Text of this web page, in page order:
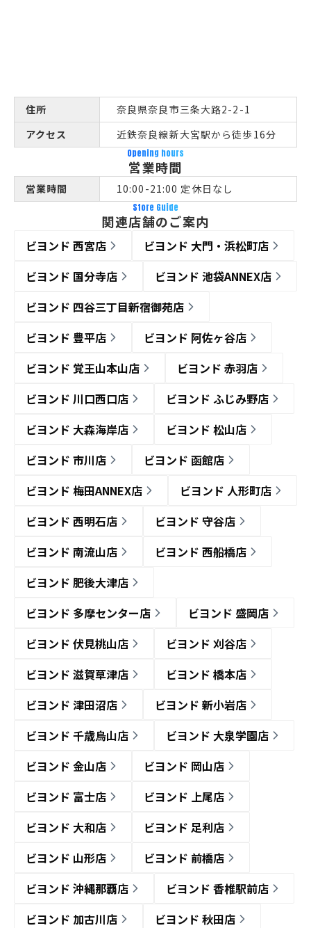
住所
奈良県奈良市三条大路2-2-1
アクセス
近鉄奈良線新大宮駅から徒歩16分
Opening hours
営業時間
営業時間 10:00-21:00 定休日なし
Store Guide
関連店舗のご案内
ビヨンド 西宮店
ビヨンド 大門・浜松町店
ビヨンド 国分寺店
ビヨンド 池袋ANNEX店
ビヨンド 四谷三丁目新宿御苑店
ビヨンド 豊平店
ビヨンド 阿佐ヶ谷店
ビヨンド 覚王山本山店
ビヨンド 赤羽店
ビヨンド 川口西口店
ビヨンド ふじみ野店
ビヨンド 大森海岸店
ビヨンド 松山店
ビヨンド 市川店
ビヨンド 函館店
ビヨンド 梅田ANNEX店
ビヨンド 人形町店
ビヨンド 西明石店
ビヨンド 守谷店
ビヨンド 南流山店
ビヨンド 西船橋店
ビヨンド 肥後大津店
ビヨンド 多摩センター店
ビヨンド 盛岡店
ビヨンド 伏見桃山店
ビヨンド 刈谷店
ビヨンド 滋賀草津店
ビヨンド 橋本店
ビヨンド 津田沼店
ビヨンド 新小岩店
ビヨンド 千歳烏山店
ビヨンド 大泉学園店
ビヨンド 金山店
ビヨンド 岡山店
ビヨンド 富士店
ビヨンド 上尾店
ビヨンド 大和店
ビヨンド 足利店
ビヨンド 山形店
ビヨンド 前橋店
ビヨンド 沖縄那覇店
ビヨンド 香椎駅前店
ビヨンド 加古川店
ビヨンド 秋田店